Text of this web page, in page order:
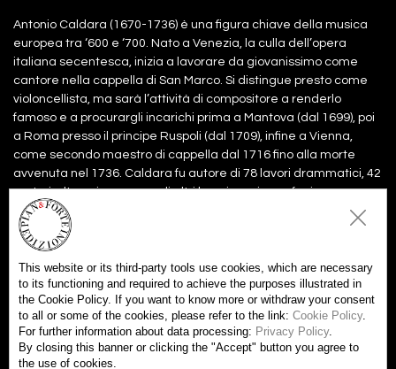
Antonio Caldara (1670-1736) è una figura chiave della musica
europea tra ‘600 e ‘700. Nato a Venezia, la culla dell’opera
italiana secentesca, inizia a lavorare da giovanissimo come
cantore nella cappella di San Marco. Si distingue presto come
violoncellista, ma sarà l’attività di compositore a renderlo
famoso e a procurargli incarichi prima a Mantova (dal 1699), poi
a Roma presso il principe Ruspoli (dal 1709), infine a Vienna,
come secondo maestro di cappella dal 1716 fino alla morte
avvenuta nel 1736. Caldara fu autore di 78 lavori drammatici, 42
oratori, oltre a innumerevoli altri lavori sacri e profani, e assunse
un posto di primo piano nella vita musicale a cavallo tra i due
secoli insieme ad Alessandro Scarlatti, Stradella, Corelli e
Händel...
Files:
Partitura
10.00€ Add to Cart
This website or its third-party tools use cookies, which are necessary
to its functioning and required to achieve the purposes illustrated in
the Cookie Policy. If you want to know more or withdraw your consent
to all or some of the cookies, please refer to the link: Cookie Policy.
For further information about data processing: Privacy Policy.
By closing this banner or clicking the "Accept" button you agree to
the use of cookies.